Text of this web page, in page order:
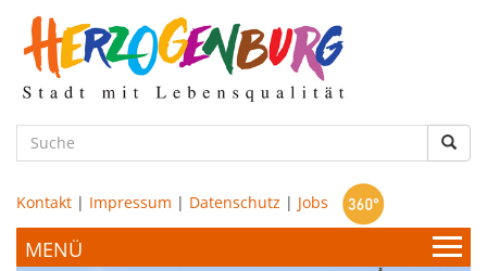
zum
Hauptinhalt
Kontakt | Impressum | Datenschutz | Jobs